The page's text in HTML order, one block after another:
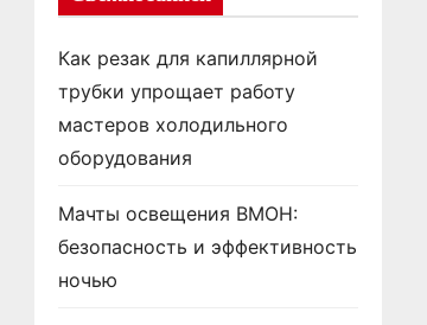
Как резак для капиллярной
трубки упрощает работу
мастеров холодильного
оборудования
Мачты освещения ВМОН:
безопасность и эффективность
ночью